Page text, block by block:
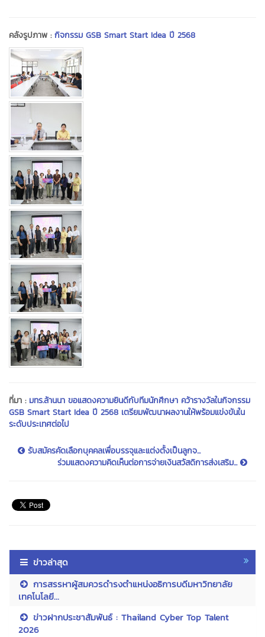
คลังรูปภาพ :กิจกรรม GSB Smart Start Idea ปี 2568
ที่มา : มทร.ล้านนา ขอแสดงความยินดีกับทีมนักศึกษา คว้ารางวัลในกิจกรรม
GSB Smart Start Idea ปี 2568 เตรียมพัฒนาผลงานให้พร้อมแข่งขันใน
ระดับประเทศต่อไป
รับสมัครคัดเลือกบุคคลเพื่อบรรจุและแต่งตั้งเป็นลูกจ...
ร่วมแสดงความคิดเห็นต่อการจ่ายเงินสวัสดิการส่งเสริม...
ข่าวล่าสุด
การสรรหาผู้สมควรดำรงตำแหน่งอธิการบดีมหาวิทยาลัย
เทคโนโลยี...
ข่าวฝากประชาสัมพันธ์ : Thailand Cyber Top Talent
2026